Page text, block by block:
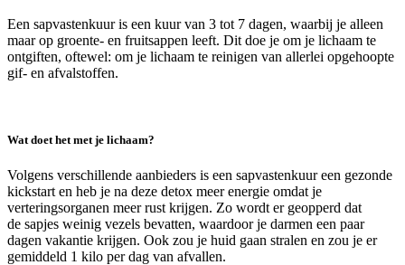
Een sapvastenkuur is een kuur van 3 tot 7 dagen, waarbij je alleen
maar op groente- en fruitsappen leeft. Dit doe je om je lichaam te
ontgiften, oftewel: om je lichaam te reinigen van allerlei opgehoopte
gif- en afvalstoffen.
Wat doet het met je lichaam?
Volgens verschillende aanbieders is een sapvastenkuur een gezonde
kickstart en heb je na deze detox meer energie omdat je
verteringsorganen meer rust krijgen. Zo wordt er geopperd dat
de sapjes weinig vezels bevatten, waardoor je darmen een paar
dagen vakantie krijgen. Ook zou je huid gaan stralen en zou je er
gemiddeld 1 kilo per dag van afvallen.